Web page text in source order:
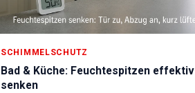
SCHIMMELSCHUTZ
Bad & Küche: Feuchtespitzen effektiv
senken